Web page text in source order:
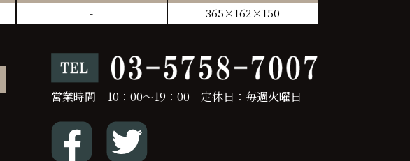
-
365×162×150
営業時間 10：00～19：00 定休日：毎週火曜日